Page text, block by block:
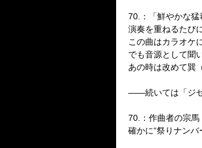
70.： 「鮮やかな
演奏を重ねるたび
この曲はカラオケ
でも音源として聞
あの時は改めて巽
――続いては「ジ
70.： 作曲者の宗馬
確かに“祭りナン